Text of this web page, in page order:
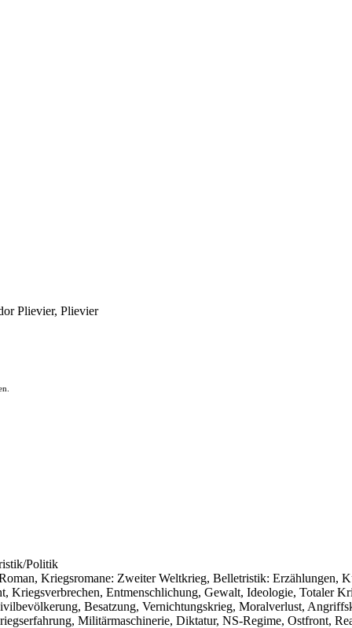
Politik
Kriegsromane: Zweiter Weltkrieg, Belletristik: Erzählungen,
Kriegsverbrechen, Entmenschlichung, Gewalt, Ideologie, Totaler
Besatzung, Vernichtungskrieg, Moralverlust,
Militärmaschinerie, Diktatur, NS-Regime, Ostfront,